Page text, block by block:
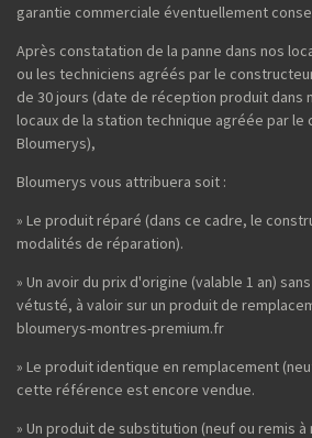
garantie commerciale éventuellement
Après constatation de la panne dans nos
ou les techniciens agréés par le
de 30 jours (date de réception produit dans
locaux de la station technique agréée par le
Bloumerys),
Bloumerys vous attribuera soit :
» Le produit réparé (dans ce cadre, le
modalités de réparation).
» Un avoir du prix d'origine (valable 1 an)
vétusté, à valoir sur un produit de
bloumerys-montres-premium.fr
» Le produit identique en remplacement
cette référence est encore vendue.
» Un produit de substitution (neuf ou remis